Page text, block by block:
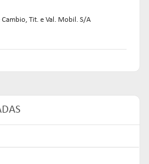
Tit. e Val. Mobil. S/A